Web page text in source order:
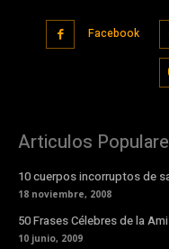
Facebook
Articulos
10 cuerpos incorruptos de
18 noviembre, 2008
50 Frases Célebres de la
10 junio, 2009